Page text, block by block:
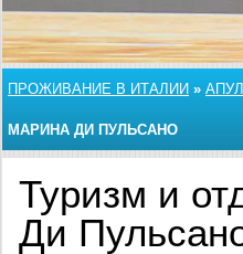
ПРОЖИВАНИЕ В ИТАЛИИ »
МАРИНА ДИ ПУЛЬСАНО
Туризм и
Ди